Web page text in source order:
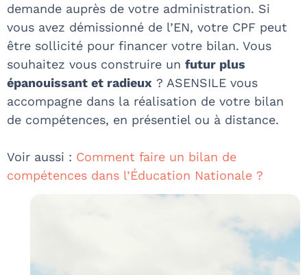
demande auprès de votre administration. Si
vous avez démissionné de l’EN, votre CPF peut
être sollicité pour financer votre bilan. Vous
souhaitez vous construire un futur plus
épanouissant et radieux ? ASENSILE vous
accompagne dans la réalisation de votre bilan
de compétences, en présentiel ou à distance.
Voir aussi : Comment faire un bilan de
compétences dans l’Éducation Nationale ?